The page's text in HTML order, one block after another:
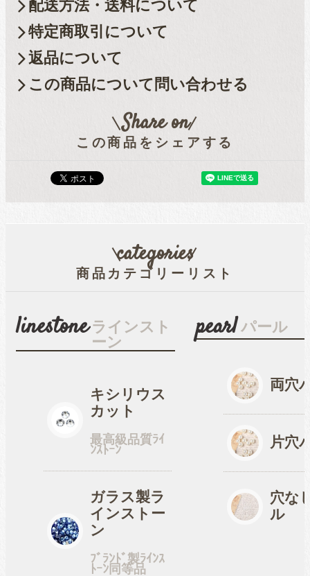
配送方法・送料について
特定商取引について
返品について
この商品について問い合わせる
Share on
この商品をシェアする
categories
商品カテゴリーリスト
linestone ラインスト
ーン
キシリウス
カット
最高級品質ﾗｲ
ﾝｽﾄｰﾝ
ガラス製ラ
インストー
ン
ﾌﾞﾗﾝﾄﾞ製ﾗｲﾝｽ
ﾄｰﾝ同等品
pearl パール
両穴
片穴
穴な
ル